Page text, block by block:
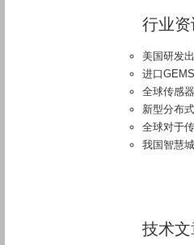
行业资
美国研发
进口
全球传感
新型分布
全球对于
我国智慧
技术文